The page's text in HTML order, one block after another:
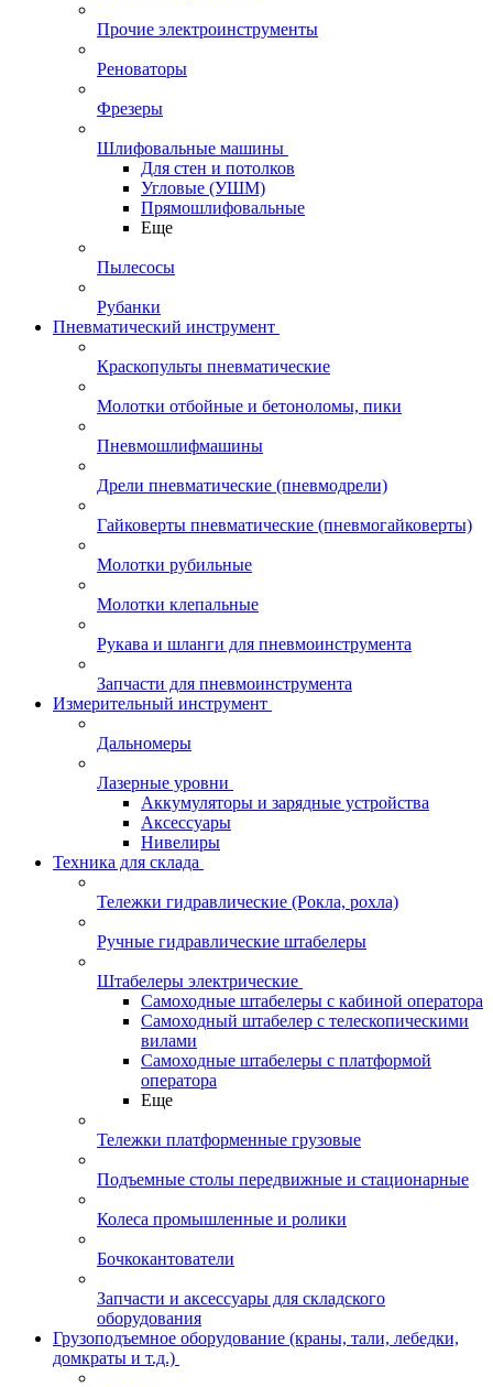
Прочие электроинструменты
Реноваторы
Фрезеры
Шлифовальные машины
Для стен и потолков
Угловые (УШМ)
Прямошлифовальные
Еще
Пылесосы
Рубанки
Пневматический инструмент
Краскопульты пневматические
Молотки отбойные и бетоноломы, пики
Пневмошлифмашины
Дрели пневматические (пневмодрели)
Гайковерты пневматические (пневмогайковерты)
Молотки рубильные
Молотки клепальные
Рукава и шланги для пневмоинструмента
Запчасти для пневмоинструмента
Измерительный инструмент
Дальномеры
Лазерные уровни
Аккумуляторы и зарядные устройства
Аксессуары
Нивелиры
Техника для склада
Тележки гидравлические (Рокла, рохла)
Ручные гидравлические штабелеры
Штабелеры электрические
Самоходные штабелеры с кабиной оператора
Самоходный штабелер с телескопическими
вилами
Самоходные штабелеры с платформой
оператора
Еще
Тележки платформенные грузовые
Подъемные столы передвижные и стационарные
Колеса промышленные и ролики
Бочкокантователи
Запчасти и аксессуары для складского
оборудования
Грузоподъемное оборудование (краны, тали, лебедки,
домкраты и т.д.)